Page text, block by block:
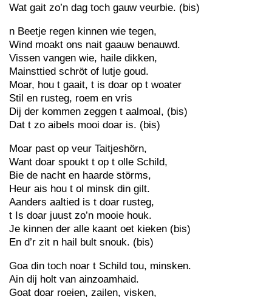
Wat gait zo’n dag toch gauw veurbie. (bis)
n Beetje regen kinnen wie tegen,
Wind moakt ons nait gaauw benauwd.
Vissen vangen wie, haile dikken,
Mainsttied schröt of lutje goud.
Moar, hou t gaait, t is doar op t woater
Stil en rusteg, roem en vris
Dij der kommen zeggen t aalmoal, (bis)
Dat t zo aibels mooi doar is. (bis)
Moar past op veur Taitjeshörn,
Want doar spoukt t op t olle Schild,
Bie de nacht en haarde störms,
Heur ais hou t ol minsk din gilt.
Aanders aaltied is t doar rusteg,
t Is doar juust zo’n mooie houk.
Je kinnen der alle kaant oet kieken (bis)
En d’r zit n hail bult snouk. (bis)
Goa din toch noar t Schild tou, minsken.
Ain dij holt van ainzoamhaid.
Goat doar roeien, zailen, visken,